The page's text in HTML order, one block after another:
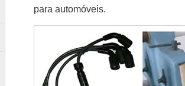
para automóveis.